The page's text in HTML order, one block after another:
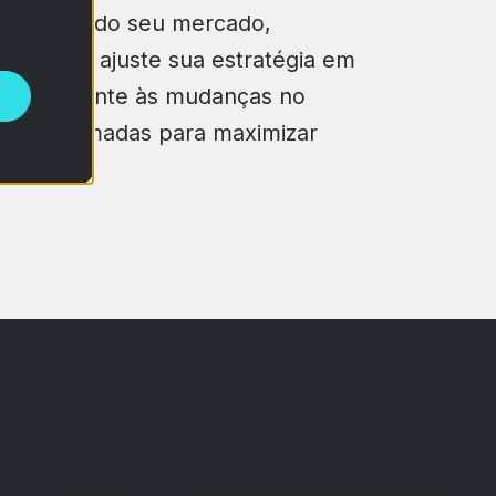
única do seu mercado,
e ajuste sua estratégia em
às mudanças no
informadas para maximizar